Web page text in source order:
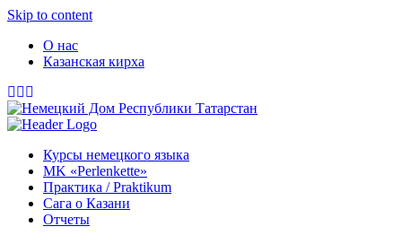
Skip to content
О нас
Казанская кирха
Курсы немецкого языка
МK «Perlenkette»
Практика / Praktikum
Сага о Казани
Отчеты